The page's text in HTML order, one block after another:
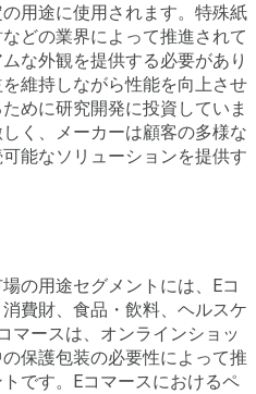
用途に使用されます。特殊紙
どの業界によって推進されて
な外観を提供する必要があり
維持しながら性能を向上させ
めに研究開発に投資していま
く、メーカーは顧客の多様な
能なソリューションを提供す
の用途セグメントには、Eコ
費財、食品・飲料、ヘルスケ
マースは、オンラインショッ
保護包装の必要性によって推
です。Eコマースにおけるペ